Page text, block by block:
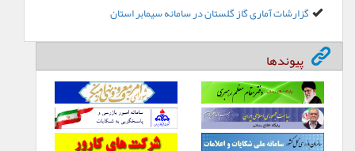
گزارشات آماری گاز گلستان در سامانه سیمابر استان
پیوندها